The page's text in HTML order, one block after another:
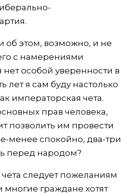
об этом, возможно, и не
с намерениями
особой уверенности в
лет я сам буду настолько
императорская чета.
прав человека,
позволить им провести
менее спокойно, два-три
перед народом?
следует пожеланиям
многие граждане хотят